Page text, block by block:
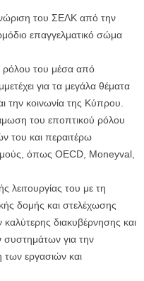
του ΣΕΛΚ από την
επαγγελματικό σώμα
ρόλου του μέσα από
για τα μεγάλα θέματα
την κοινωνία της Κύπρου.
του εποπτικού ρόλου
του και περαιτέρω
όπως OECD, Moneyval,
λειτουργίας του με τη
δομής και στελέχωσης
καλύτερης διακυβέρνησης και
συστημάτων για την
των εργασιών και